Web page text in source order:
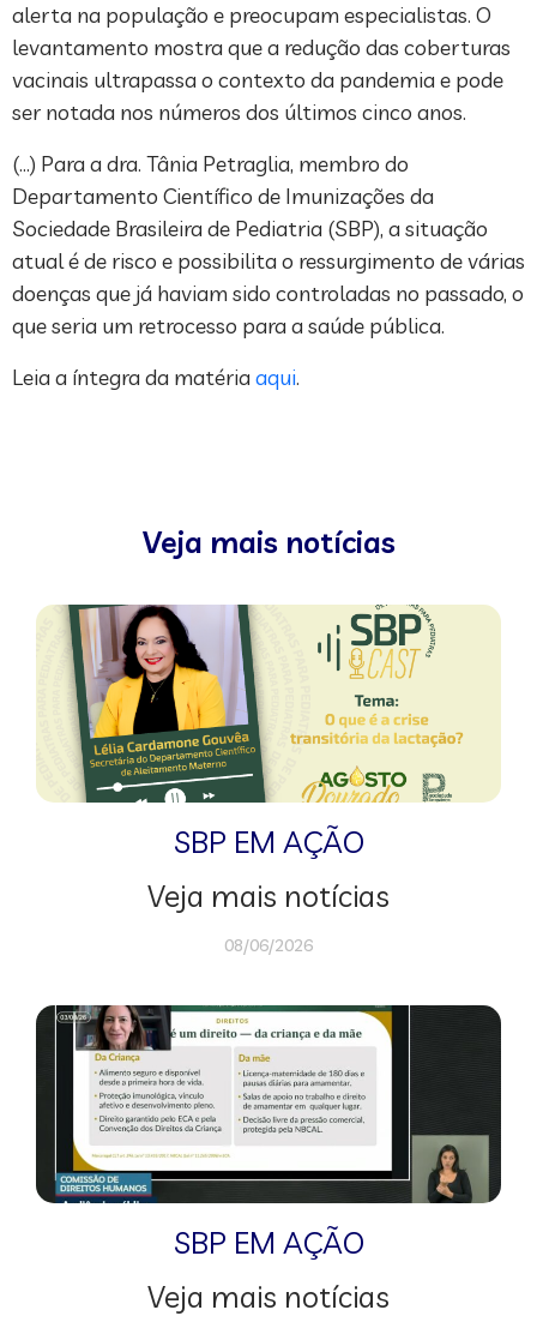
alerta na população e preocupam especialistas. O
levantamento mostra que a redução das coberturas
vacinais ultrapassa o contexto da pandemia e pode
ser notada nos números dos últimos cinco anos.
(…) Para a dra. Tânia Petraglia, membro do
Departamento Científico de Imunizações da
Sociedade Brasileira de Pediatria (SBP), a situação
atual é de risco e possibilita o ressurgimento de várias
doenças que já haviam sido controladas no passado, o
que seria um retrocesso para a saúde pública.
Leia a íntegra da matéria aqui.
Veja mais notícias
SBP EM AÇÃO
Veja mais notícias
08/06/2026
SBP EM AÇÃO
Veja mais notícias